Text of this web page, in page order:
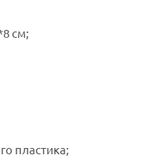
см;
пластика;